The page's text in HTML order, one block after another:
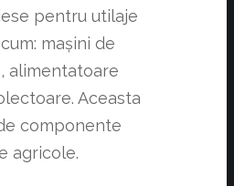
pentru utilaje
mașini de
alimentatoare
Aceasta
componente
agricole.